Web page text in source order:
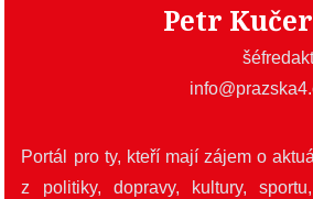
Petr
Portál pro ty, kteří mají zájem o
z politiky, dopravy, kultury,